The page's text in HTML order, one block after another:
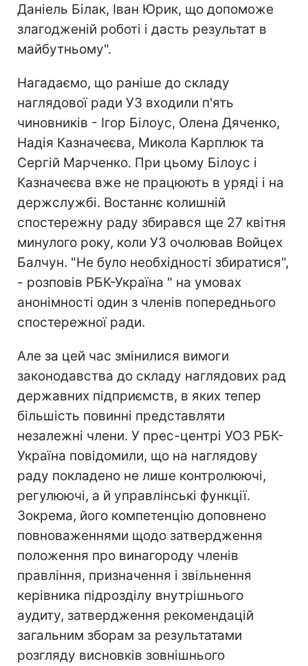
Даніель Білак, Іван Юрик, що допоможе
злагодженій роботі і дасть результат в
майбутньому".
Нагадаємо, що раніше до складу
наглядової ради УЗ входили п'ять
чиновників - Ігор Білоус, Олена Дяченко,
Надія Казначеєва, Микола Карплюк та
Сергій Марченко. При цьому Білоус і
Казначеєва вже не працюють в уряді і на
держслужбі. Востаннє колишній
спостережну раду збирався ще 27 квітня
минулого року, коли УЗ очолював Войцех
Балчун. "Не було необхідності збиратися",
- розповів РБК-Україна " на умовах
анонімності один з членів попереднього
спостережної ради.
Але за цей час змінилися вимоги
законодавства до складу наглядових рад
державних підприємств, в яких тепер
більшість повинні представляти
незалежні члени. У прес-центрі УОЗ РБК-
Україна повідомили, що на наглядову
раду покладено не лише контролюючі,
регулюючі, а й управлінські функції.
Зокрема, його компетенцію доповнено
повноваженнями щодо затвердження
положення про винагороду членів
правління, призначення і звільнення
керівника підрозділу внутрішнього
аудиту, затвердження рекомендацій
загальним зборам за результатами
розгляду висновків зовнішнього